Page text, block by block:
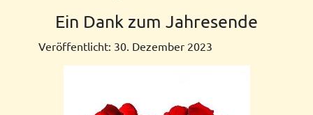
Ein Dank zum Jahresende
Veröffentlicht: 30. Dezember 2023